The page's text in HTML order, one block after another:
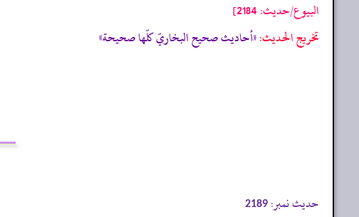
البيوع/حدیث: 2184]
تخریج الحدیث:«أحاديث صحيح البخاريّ كلّها صحيحة»
حدیث نمبر: 2189